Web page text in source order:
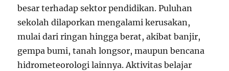
besar terhadap sektor pendidikan. Puluhan
sekolah dilaporkan mengalami kerusakan,
mulai dari ringan hingga berat, akibat banjir,
gempa bumi, tanah longsor, maupun bencana
hidrometeorologi lainnya. Aktivitas belajar